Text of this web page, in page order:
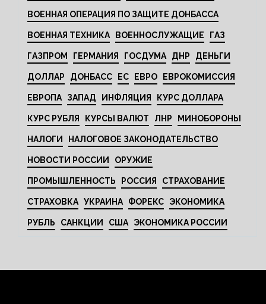
ВОЕННАЯ ОПЕРАЦИЯ ПО ЗАЩИТЕ ДОНБАССА
ВОЕННАЯ ТЕХНИКА ВОЕННОСЛУЖАЩИЕ ГАЗ
ГАЗПРОМ ГЕРМАНИЯ ГОСДУМА ДНР ДЕНЬГИ
ДОЛЛАР ДОНБАСС ЕС ЕВРО ЕВРОКОМИССИЯ
ЕВРОПА ЗАПАД ИНФЛЯЦИЯ КУРС ДОЛЛАРА
КУРС РУБЛЯ КУРСЫ ВАЛЮТ ЛНР МИНОБОРОНЫ
НАЛОГИ НАЛОГОВОЕ ЗАКОНОДАТЕЛЬСТВО
НОВОСТИ РОССИИ ОРУЖИЕ
ПРОМЫШЛЕННОСТЬ РОССИЯ СТРАХОВАНИЕ
СТРАХОВКА УКРАИНА ФОРЕКС ЭКОНОМИКА
РУБЛЬ САНКЦИИ США ЭКОНОМИКА РОССИИ